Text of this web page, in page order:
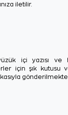
iletilir.
içi yazısı ve
için şık kutusu